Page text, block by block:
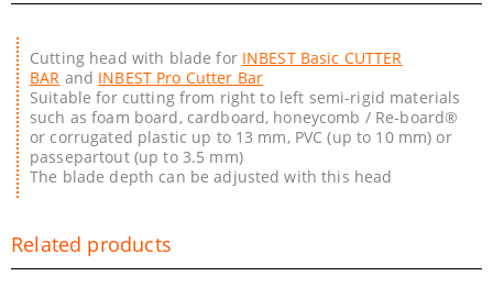
Cutting head with blade for INBEST Basic CUTTER
BAR and INBEST Pro Cutter Bar
Suitable for cutting from right to left semi-rigid materials
such as foam board, cardboard, honeycomb / Re-board®
or corrugated plastic up to 13 mm, PVC (up to 10 mm) or
passepartout (up to 3.5 mm)
The blade depth can be adjusted with this head
Related products